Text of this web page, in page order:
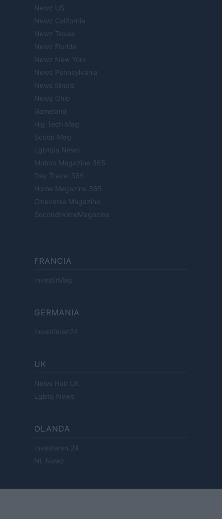
Newz US
Newz California
Newz Texas
Newz Florida
Newz New York
Newz Pennsylvania
Newz Illinois
Newz Ohio
Gameland
Hig Tech Mag
Scoop Mag
Lgbtqia News
Motors Magazine 365
Day Travel 365
Home Magazine 365
Cineverse Magazine
SecondHomeMagazine
FRANCIA
InvestirMag
GERMANIA
Investieren24
UK
News Hub UK
Lgbtq News
OLANDA
Investeren 24
NL Newz